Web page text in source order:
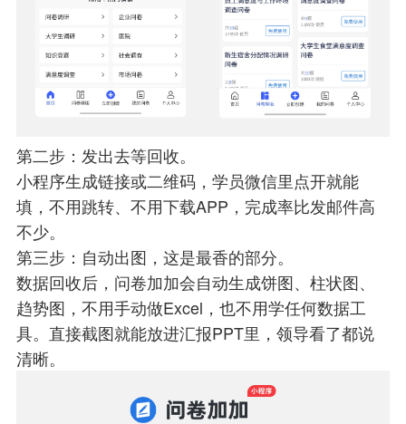
第二步：发出去等回收。
小程序生成链接或二维码，学员微信里点开就能
填，不用跳转、不用下载APP，完成率比发邮件高
不少。
第三步：自动出图，这是最香的部分。
数据回收后，问卷加加会自动生成饼图、柱状图、
趋势图，不用手动做Excel，也不用学任何数据工
具。直接截图就能放进汇报PPT里，领导看了都说
清晰。